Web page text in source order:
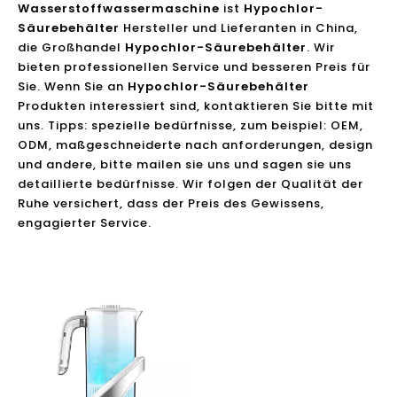
Wasserstoffwassermaschine ist Hypochlor-
Säurebehälter Hersteller und Lieferanten in China,
die Großhandel Hypochlor-Säurebehälter. Wir
bieten professionellen Service und besseren Preis für
Sie. Wenn Sie an Hypochlor-Säurebehälter
Produkten interessiert sind, kontaktieren Sie bitte mit
uns. Tipps: spezielle bedürfnisse, zum beispiel: OEM,
ODM, maßgeschneiderte nach anforderungen, design
und andere, bitte mailen sie uns und sagen sie uns
detaillierte bedürfnisse. Wir folgen der Qualität der
Ruhe versichert, dass der Preis des Gewissens,
engagierter Service.